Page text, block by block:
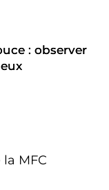
: observer
MFC